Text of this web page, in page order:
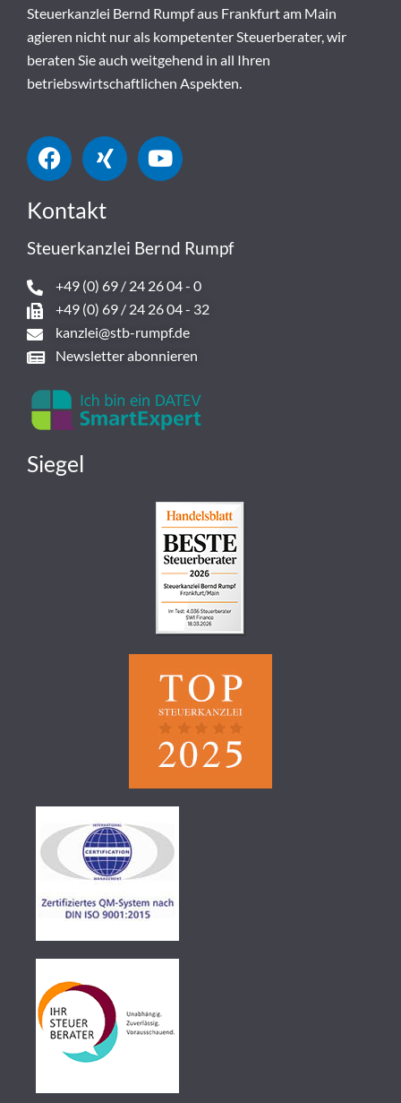
Steuerkanzlei Bernd Rumpf aus Frankfurt am Main
agieren nicht nur als kompetenter Steuerberater, wir
beraten Sie auch weitgehend in all Ihren
betriebswirtschaftlichen Aspekten.
Kontakt
Steuerkanzlei Bernd Rumpf
+49 (0) 69 / 24 26 04 - 0
+49 (0) 69 / 24 26 04 - 32
kanzlei@stb-rumpf.de
Newsletter abonnieren
Siegel